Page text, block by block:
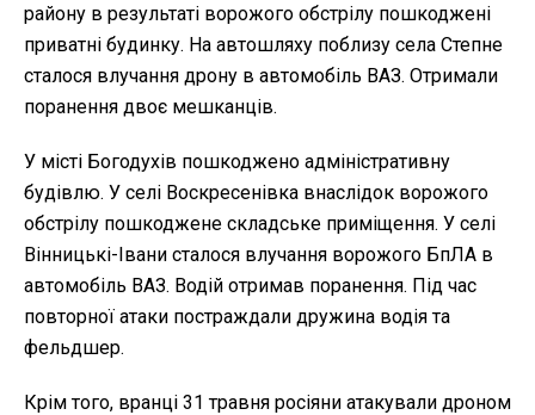
району в результаті ворожого обстрілу пошкоджені
приватні будинку. На автошляху поблизу села Степне
сталося влучання дрону в автомобіль ВАЗ. Отримали
поранення двоє мешканців.
У місті Богодухів пошкоджено адміністративну
будівлю. У селі Воскресенівка внаслідок ворожого
обстрілу пошкоджене складське приміщення. У селі
Вінницькі-Івани сталося влучання ворожого БпЛА в
автомобіль ВАЗ. Водій отримав поранення. Під час
повторної атаки постраждали дружина водія та
фельдшер.
Крім того, вранці 31 травня росіяни атакували дроном